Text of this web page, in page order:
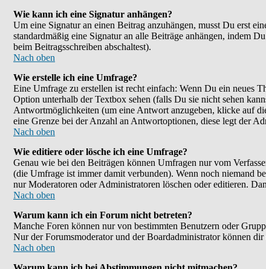
Wie kann ich eine Signatur anhängen?
Um eine Signatur an einen Beitrag anzuhängen, musst Du erst
standardmäßig eine Signatur an alle Beiträge anhängen, indem
beim Beitragsschreiben abschaltest).
Nach oben
Wie erstelle ich eine Umfrage?
Eine Umfrage zu erstellen ist recht einfach: Wenn Du ein neues
Option unterhalb der Textbox sehen (falls Du sie nicht sehen
Antwortmöglichkeiten (um eine Antwort anzugeben, klicke auf
eine Grenze bei der Anzahl an Antwortoptionen, diese legt der
Nach oben
Wie editiere oder lösche ich eine Umfrage?
Genau wie bei den Beiträgen können Umfragen nur vom
(die Umfrage ist immer damit verbunden). Wenn noch niemand
nur Moderatoren oder Administratoren löschen oder editieren.
Nach oben
Warum kann ich ein Forum nicht betreten?
Manche Foren können nur von bestimmten Benutzern oder
Nur der Forumsmoderator und der Boardadministrator können
Nach oben